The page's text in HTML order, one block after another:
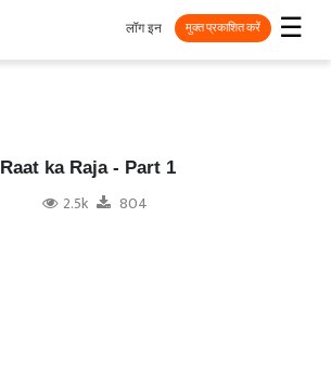
☰
लॉग इन मुक्त प्रकाशित करें
Raat ka Raja - Part 1
2.5k 804